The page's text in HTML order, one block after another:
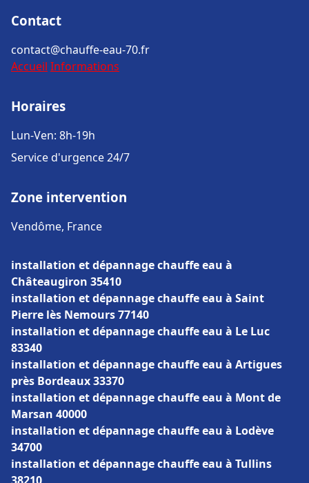
Contact
contact@chauffe-eau-70.fr
Accueil Informations
Horaires
Lun-Ven: 8h-19h
Service d'urgence 24/7
Zone intervention
Vendôme, France
installation et dépannage chauffe eau à
Châteaugiron 35410
installation et dépannage chauffe eau à Saint
Pierre lès Nemours 77140
installation et dépannage chauffe eau à Le Luc
83340
installation et dépannage chauffe eau à Artigues
près Bordeaux 33370
installation et dépannage chauffe eau à Mont de
Marsan 40000
installation et dépannage chauffe eau à Lodève
34700
installation et dépannage chauffe eau à Tullins